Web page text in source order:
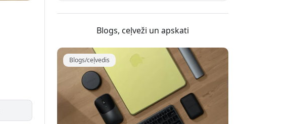
Blogs, ceļveži un apskati
Blogs/ceļvedis